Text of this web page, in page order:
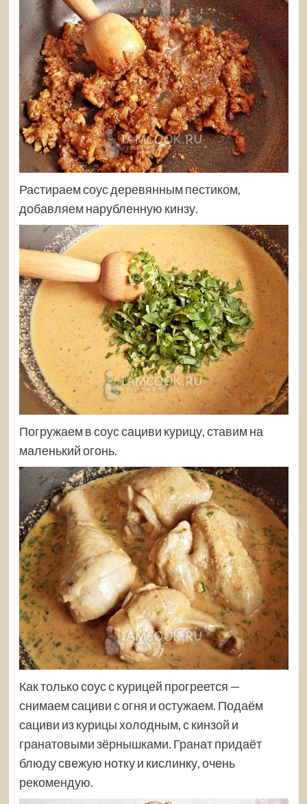
Растираем соус деревянным пестиком,
добавляем нарубленную кинзу.
Погружаем в соус сациви курицу, ставим на
маленький огонь.
Как только соус с курицей прогреется —
снимаем сациви с огня и остужаем. Подаём
сациви из курицы холодным, с кинзой и
гранатовыми зёрнышками. Гранат придаёт
блюду свежую нотку и кислинку, очень
рекомендую.